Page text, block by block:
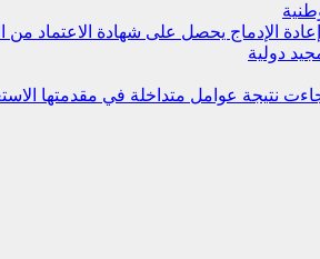
الإدماج يحصل على شهادة الاعتماد
دولية
جاءت نتيجة عوامل متداخلة في مقدمتها